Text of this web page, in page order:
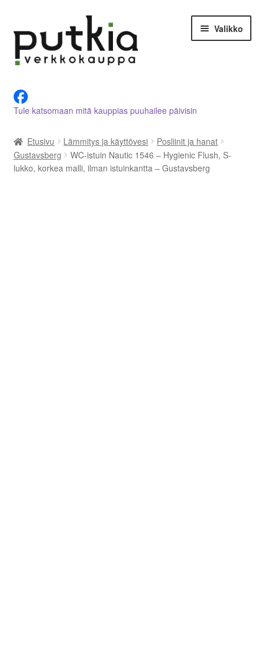
navigointiin
sisältöön
Valikko
Tietoja meistä
Asiakastilini
Ostoskori
Tule katsomaan mitä kauppias puuhailee päivisin
Etusivu Lämmitys ja käyttövesi
Posliinit ja hanat
Gustavsberg
WC-istuin Nautic 1546 – Hygienic Flush, S-
lukko, korkea malli, ilman istuinkantta – Gustavsberg